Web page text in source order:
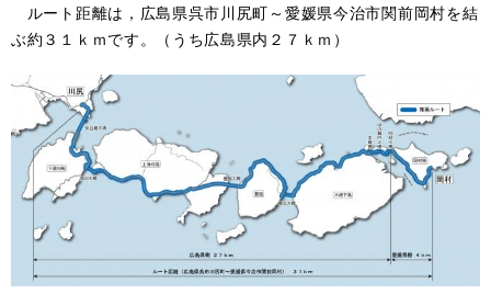
ルート距離は，広島県呉市川尻町～愛媛県今治市関前岡村を結
ぶ約３１ｋｍです。（うち広島県内２７ｋｍ）